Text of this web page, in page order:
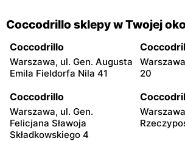
Coccodrillo sklepy w Twojej
Coccodrillo
Warszawa, ul. Gen. Augusta
Emila Fieldorfa Nila 41
20
Coccodrillo
Warszawa, ul. Gen.
Felicjana Sławoja
Składkowskiego 4